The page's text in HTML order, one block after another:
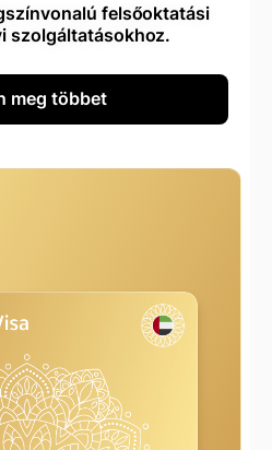
felsőoktatási
szolgáltatásokhoz.
meg többet